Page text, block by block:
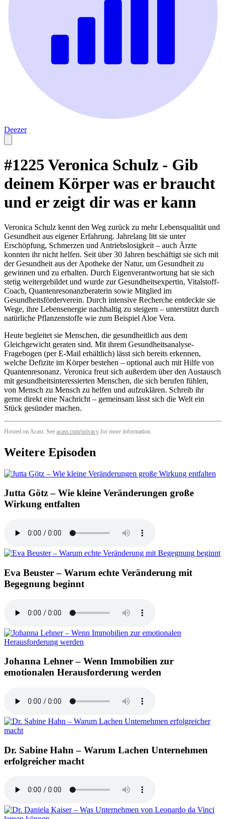
Deezer
#1225 Veronica Schulz - Gib
deinem Körper was er braucht
und er zeigt dir was er kann
Veronica Schulz kennt den Weg zurück zu mehr Lebensqualität und
Gesundheit aus eigener Erfahrung. Jahrelang litt sie unter
Erschöpfung, Schmerzen und Antriebslosigkeit – auch Ärzte
konnten ihr nicht helfen. Seit über 30 Jahren beschäftigt sie sich mit
der Gesundheit aus der Apotheke der Natur, um Gesundheit zu
gewinnen und zu erhalten. Durch Eigenverantwortung hat sie sich
stetig weitergebildet und wurde zur Gesundheitsexpertin, Vitalstoff-
Coach, Quantenresonanzberaterin sowie Mitglied im
Gesundheitsförderverein. Durch intensive Recherche entdeckte sie
Wege, ihre Lebensenergie nachhaltig zu steigern – unterstützt durch
natürliche Pflanzenstoffe wie zum Beispiel Aloe Vera.
Heute begleitet sie Menschen, die gesundheitlich aus dem
Gleichgewicht geraten sind. Mit ihrem Gesundheitsanalyse-
Fragebogen (per E-Mail erhältlich) lässt sich bereits erkennen,
welche Defizite im Körper bestehen – optional auch mit Hilfe von
Quantenresonanz. Veronica freut sich außerdem über den Austausch
mit gesundheitsinteressierten Menschen, die sich berufen fühlen,
von Mensch zu Mensch zu helfen und aufzuklären. Schreib ihr
gerne direkt eine Nachricht – gemeinsam lässt sich die Welt ein
Stück gesünder machen.
Hosted on Acast. See acast.com/privacy for more information.
Weitere Episoden
Jutta Götz – Wie kleine Veränderungen große
Wirkung entfalten
Eva Beuster – Warum echte Veränderung mit
Begegnung beginnt
Johanna Lehner – Wenn Immobilien zur
emotionalen Herausforderung werden
Dr. Sabine Hahn – Warum Lachen Unternehmen
erfolgreicher macht